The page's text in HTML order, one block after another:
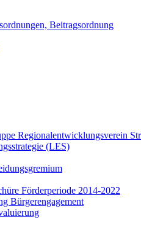
Beitragsordnung
Regionalentwicklungsverein
(LES)
Förderperiode 2014-2022
Bürgerengagement